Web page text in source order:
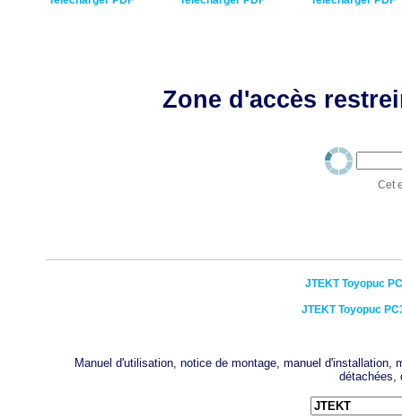
Zone d'accès
Cet
JTEKTToyopuc
JTEKTToyopuc
Manuel d'utilisation, notice de montage, manuel
détachées,